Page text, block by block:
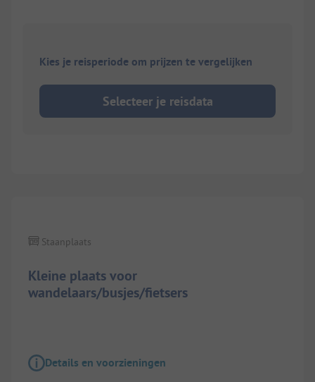
Kies je reisperiode om prijzen te vergelijken
Selecteer je reisdata
Kleine plaats voor
wandelaars/busjes/fietsers
Staanplaats
Details en voorzieningen